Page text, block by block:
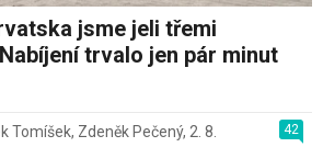
jsme jeli třemi
trvalo jen pár minut
42
Tomíšek, Zdeněk Pečený, 2. 8.